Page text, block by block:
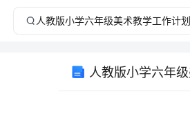
人教版小学六年